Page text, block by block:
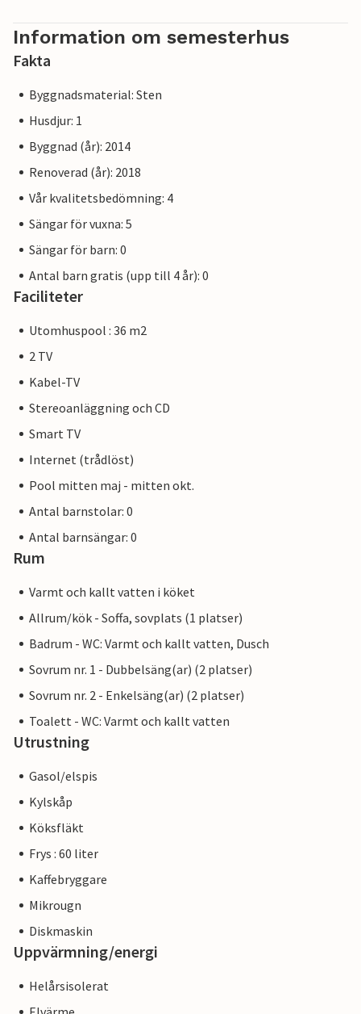
Information om semesterhus
Fakta
Byggnadsmaterial: Sten
Husdjur: 1
Byggnad (år): 2014
Renoverad (år): 2018
Vår kvalitetsbedömning: 4
Sängar för vuxna: 5
Sängar för barn: 0
Antal barn gratis (upp till 4 år): 0
Faciliteter
Utomhuspool : 36 m2
2 TV
Kabel-TV
Stereoanläggning och CD
Smart TV
Internet (trådlöst)
Pool mitten maj - mitten okt.
Antal barnstolar: 0
Antal barnsängar: 0
Rum
Varmt och kallt vatten i köket
Allrum/kök - Soffa, sovplats (1 platser)
Badrum - WC: Varmt och kallt vatten, Dusch
Sovrum nr. 1 - Dubbelsäng(ar) (2 platser)
Sovrum nr. 2 - Enkelsäng(ar) (2 platser)
Toalett - WC: Varmt och kallt vatten
Utrustning
Gasol/elspis
Kylskåp
Köksfläkt
Frys : 60 liter
Kaffebryggare
Mikrougn
Diskmaskin
Uppvärmning/energi
Helårsisolerat